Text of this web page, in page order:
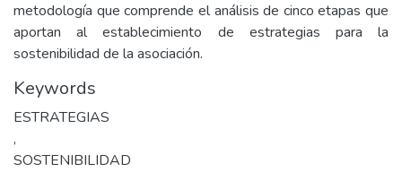
metodología que comprende el análisis de cinco etapas que
aportan al establecimiento de estrategias para la
sostenibilidad de la asociación.
Keywords
ESTRATEGIAS
,
SOSTENIBILIDAD